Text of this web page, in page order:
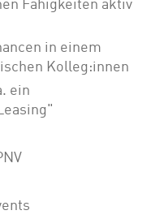
Fähigkeiten aktiv
in einem
Kolleg:innen
ein